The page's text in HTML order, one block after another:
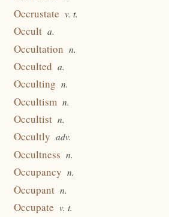
Occrustate v. t.
Occult a.
Occultation n.
Occulted a.
Occulting n.
Occultism n.
Occultist n.
Occultly adv.
Occultness n.
Occupancy n.
Occupant n.
Occupate v. t.